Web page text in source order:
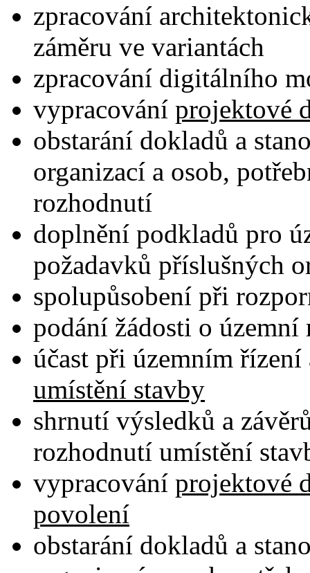
zpracování
záměru ve variantách
zpracování digitálního
vypracování projektové
obstarání dokladů a
organizací a osob,
rozhodnutí
doplnění podkladů pro
požadavků příslušných
spolupůsobení při
podání žádosti o
účast při územním
umístění stavby
shrnutí výsledků a
rozhodnutí umístění
vypracování projektové
povolení
obstarání dokladů a